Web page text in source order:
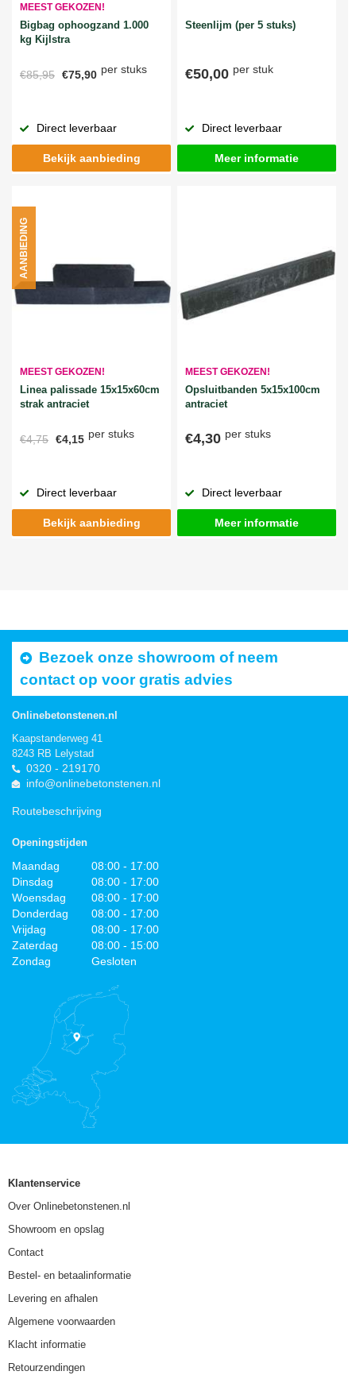
MEEST GEKOZEN!
Bigbag ophoogzand 1.000
kg Kijlstra
€85,95 €75,90 per stuks
Direct leverbaar
Bekijk aanbieding
Steenlijm (per 5 stuks)
€50,00 per stuk
Direct leverbaar
Meer informatie
MEEST GEKOZEN!
Linea palissade 15x15x60cm
strak antraciet
€4,75 €4,15 per stuks
AANBIEDING
Direct leverbaar
Bekijk aanbieding
MEEST GEKOZEN!
Opsluitbanden 5x15x100cm
antraciet
€4,30 per stuks
Direct leverbaar
Meer informatie
Bezoek onze showroom of neem
contact op voor gratis advies
Onlinebetonstenen.nl
Kaapstanderweg 41
8243 RB Lelystad
0320 - 219170
info@onlinebetonstenen.nl
Routebeschrijving
Openingstijden
Maandag
08:00 - 17:00
Dinsdag
08:00 - 17:00
Woensdag
08:00 - 17:00
Donderdag
08:00 - 17:00
Vrijdag
08:00 - 17:00
Zaterdag
08:00 - 15:00
Zondag
Gesloten
Klantenservice
Over Onlinebetonstenen.nl
Showroom en opslag
Contact
Bestel- en betaalinformatie
Levering en afhalen
Algemene voorwaarden
Klacht informatie
Retourzendingen